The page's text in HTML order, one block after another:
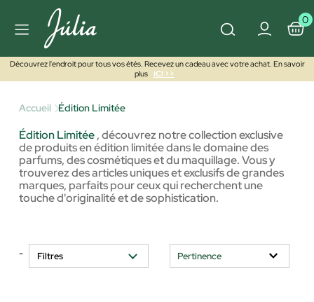
0
Découvrez l'endroit pour tous vos étés. Recevez un cadeau avec votre achat. En savoir
plus
ICI >>
Accueil Édition Limitée
Édition Limitée,découvrez notre collection exclusive
de produits en édition limitée dans le domaine des
parfums, des cosmétiques et du maquillage. Vous y
trouverez des articles uniques et exclusifs de grandes
marques, parfaits pour ceux qui recherchent une
touche d'originalité et de sophistication.
- Filtres